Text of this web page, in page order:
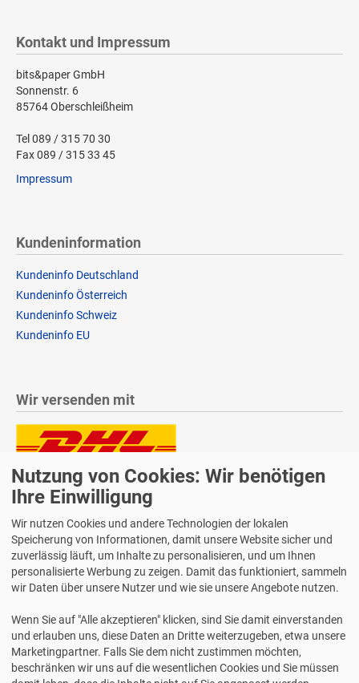
Kontakt und Impressum
bits&paper GmbH
Sonnenstr. 6
85764 Oberschleißheim
Tel 089 / 315 70 30
Fax 089 / 315 33 45
Impressum
Kundeninformation
Kundeninfo Deutschland
Kundeninfo Österreich
Kundeninfo Schweiz
Kundeninfo EU
Wir versenden mit
Lieferung auch an Packstationen und Postfilialen
Samstagszustellung
Bequeme Zahlung über Paypal
2 Jahre Gewährleistung
Alle Texte, Grafiken, Bilder und das Layout sind urheberrechtlich
Nutzung von Cookies: Wir benötigen
Ihre Einwilligung
Wir nutzen Cookies und andere Technologien der lokalen
Speicherung von Informationen, damit unsere Website sicher und
zuverlässig läuft, um Inhalte zu personalisieren, und um Ihnen
personalisierte Werbung zu zeigen. Damit das funktioniert, sammeln
wir Daten über unsere Nutzer und wie sie unsere Angebote nutzen.
Wenn Sie auf "Alle akzeptieren" klicken, sind Sie damit einverstanden
und erlauben uns, diese Daten an Dritte weiterzugeben, etwa unsere
Marketingpartner. Falls Sie dem nicht zustimmen möchten,
beschränken wir uns auf die wesentlichen Cookies und Sie müssen